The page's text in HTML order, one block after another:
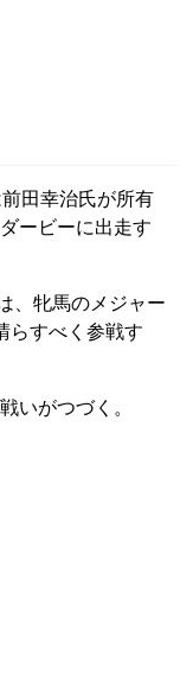
田幸治氏が所有
ービーに出走す
、牝馬のメジャー
らすべく参戦す
いがつづく。